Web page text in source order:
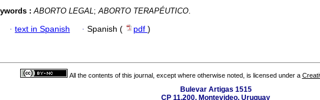
:ABORTO LEGAL;ABORTO TERAPÉUTICO.
· text in Spanish · Spanish ( pdf )
All the contents of this journal, except where otherwise noted, is licensed under a
Bulevar Artigas 1515
CP 11.200, Montevideo, Uruguay